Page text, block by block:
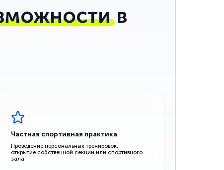
в
Частная спортивная практика
Проведение персональных тренировок,
открытие собственной секции или спортивного
зала